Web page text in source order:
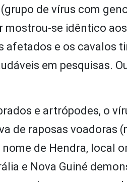
de vírus com
mostrou-se idêntico
afetados e os cavalos
em pesquisas.
e artrópodes, o
de raposas
de Hendra, local
e Nova Guiné